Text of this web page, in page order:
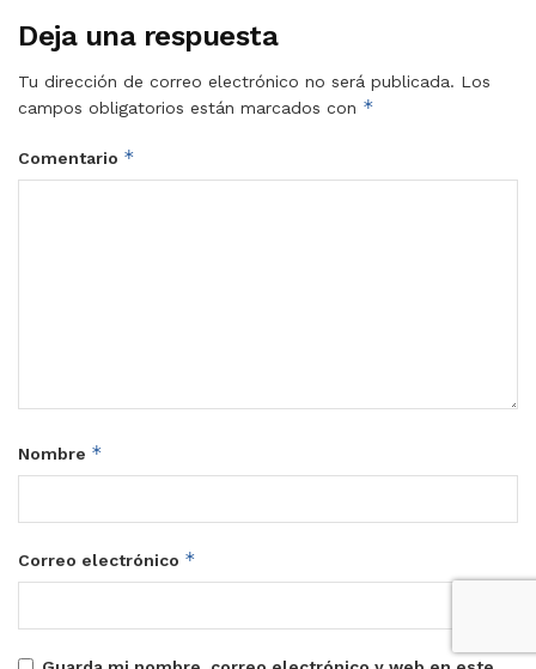
Deja una respuesta
Tu dirección de correo electrónico no será publicada. Los
campos obligatorios están marcados con *
Comentario *
Nombre *
Correo electrónico *